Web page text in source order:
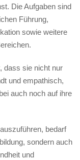
Die Aufgaben sind
Führung,
sowie weitere
dass sie nicht nur
und empathisch,
auch noch auf ihre
bedarf
sondern auch
und